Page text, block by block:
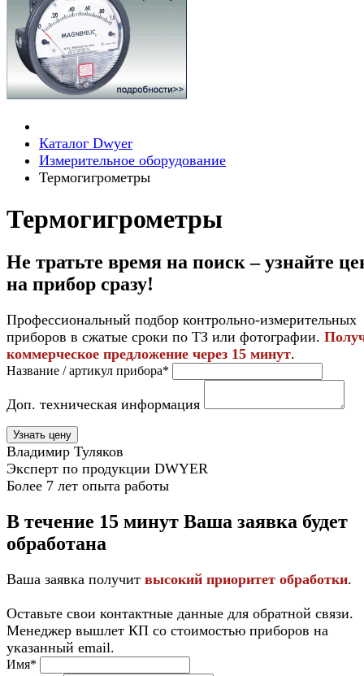
Каталог Dwyer
Измерительное оборудование
Термогигрометры
Термогигрометры
Не тратьте время на поиск – узнайте
на прибор сразу!
Профессиональный подбор контрольно-измерительных
приборов в сжатые сроки по ТЗ или фотографии.
коммерческое предложение через 15 минут.
Название / артикул прибора*
Доп. техническая информация
Узнать цену
Владимир Туляков
Эксперт по продукции DWYER
Более 7 лет опыта работы
В течение 15 минут Ваша заявка будет
обработана
Ваша заявка получит высокий приоритет обработки.
Оставьте свои контактные данные для обратной связи.
Менеджер вышлет КП со стоимостью приборов на
указанный email.
Имя*